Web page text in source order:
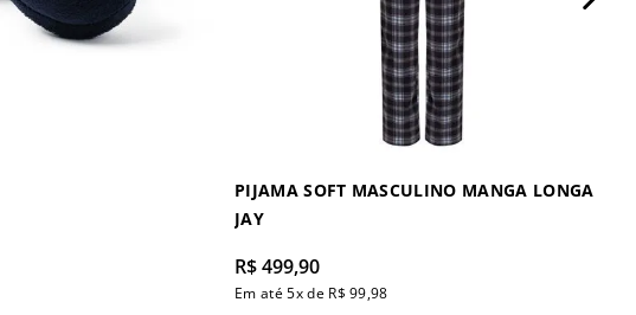
PIJAMA SOFT MASCULINO MANGA LONGA
JAY
R$499,90
Em até5x de R$ 99,98